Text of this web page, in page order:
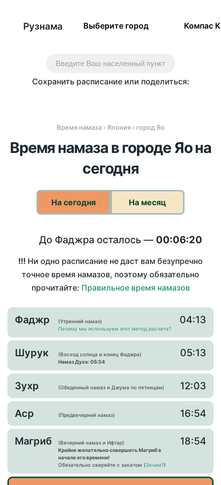
Рузнама Выберите город Компас
Введите Ваш населенный пункт
Сохранить расписание или поделиться:
Время намаза› Япония› город Яо
Время намаза в городе Яо на
сегодня
На сегодня На месяц
До Фаджра осталось — 00:06:20
!!! Ни одно расписание не даст вам безупречно
точное время намазов, поэтому обязательно
прочитайте: Правильное время намазов
Фаджр
(Утренний намаз)
Почему мы используем этот метод расчета?
04:13
Шурук
(Восход солнца и конец Фаджра)
Намаз Духа: 05:34
05:13
Зухр (Обеденный намаз и Джума по пятницам) 12:03
Аср (Предвечерний намаз) 16:54
Магриб
(Вечерний намаз и Ифтар)
Крайне желательно совершить Магриб в
начале его времени!
Обязательно сверяйте с закатом (Зачем?)
18:54